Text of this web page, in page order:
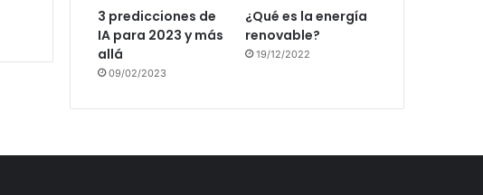
3 predicciones de
IA para 2023 y más
allá
09/02/2023
¿Qué es la energía
renovable?
19/12/2022